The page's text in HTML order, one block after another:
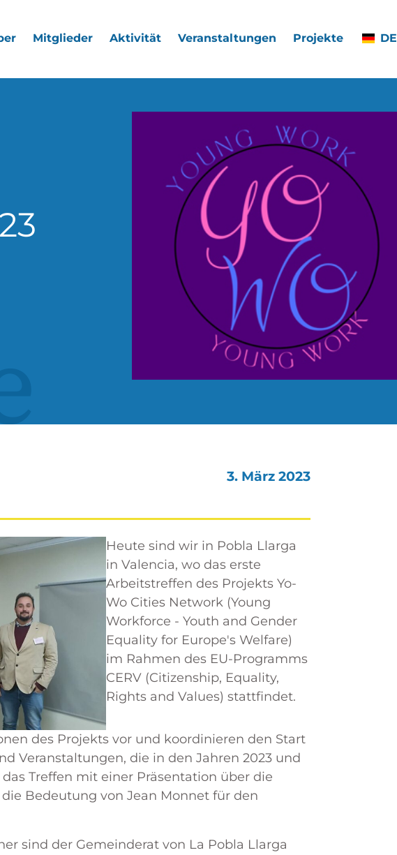
Mitglieder Aktivität Veranstaltungen Projekte DE
3. März 2023
Heute sind wir in Pobla Llarga
in Valencia, wo das erste
Arbeitstreffen des Projekts Yo-
Wo Cities Network (Young
Workforce - Youth and Gender
Equality for Europe's Welfare)
im Rahmen des EU-Programms
CERV (Citizenship, Equality,
Rights and Values) stattfindet.
des Projekts vor und koordinieren den Start
Veranstaltungen, die in den Jahren 2023 und
Treffen mit einer Präsentation über die
Bedeutung von Jean Monnet für den
sind der Gemeinderat von La Pobla Llarga